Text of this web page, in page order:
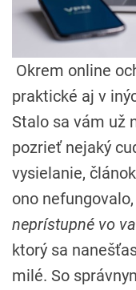
Okrem online
praktické aj v
Stalo sa vám už
pozrieť nejaký
vysielanie,
ono
neprístupné vo
ktorý sa
milé. So